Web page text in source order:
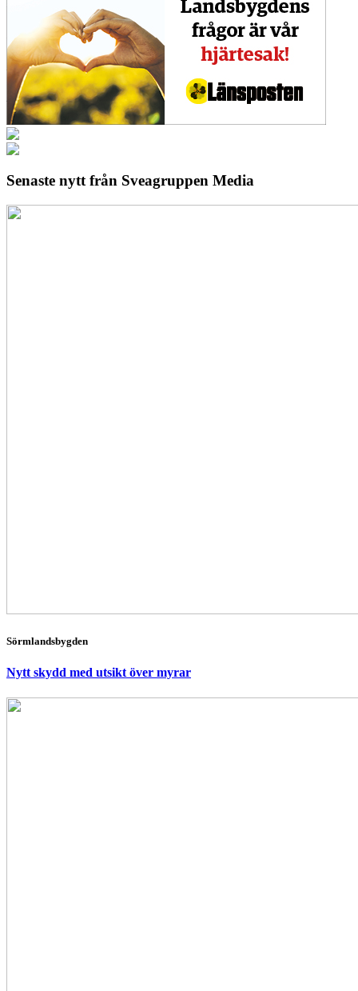
Senaste nytt från Sveagruppen Media
Sörmlandsbygden
Nytt skydd med utsikt över myrar